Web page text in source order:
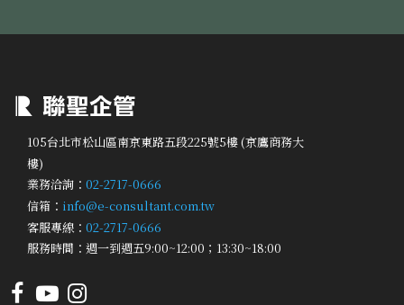
105台北市松山區南京東路五段225號5樓 (京鷹商務大
樓)
業務洽詢： 02-2717-0666
信箱： info@e-consultant.com.tw
客服專線： 02-2717-0666
服務時間：週一到週五9:00~12:00；13:30~18:00